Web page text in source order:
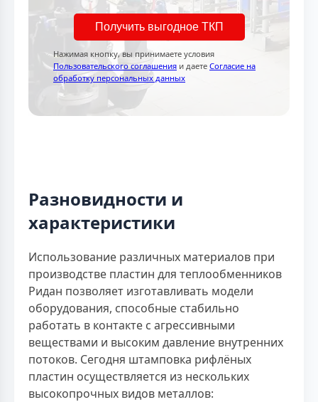
Получить выгодное ТКП
Нажимая кнопку, вы принимаете условия
Пользовательского соглашения и даете Согласие на
обработку персональных данных
Разновидности и
характеристики
Использование различных материалов при
производстве пластин для теплообменников
Ридан позволяет изготавливать модели
оборудования, способные стабильно
работать в контакте с агрессивными
веществами и высоким давление внутренних
потоков. Сегодня штамповка рифлёных
пластин осуществляется из нескольких
высокопрочных видов металлов: